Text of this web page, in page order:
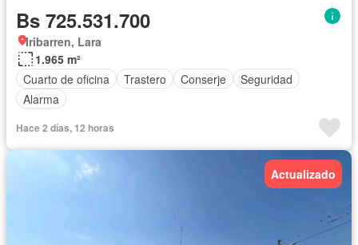
Bs 725.531.700
Iribarren, Lara
1.965 m²
Cuarto de oficina
Trastero Conserje
Seguridad
Alarma
Hace 2 días, 12 horas
Actualizado